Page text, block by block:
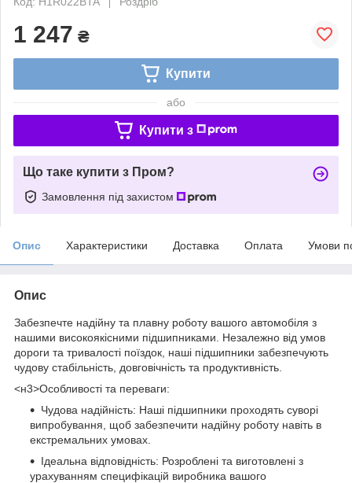
1 247 ₴
Купити
або
Купити з
Що таке купити з Пром?
Замовлення під захистом
Опис Характеристики Доставка Оплата Умови
Опис
Забезпечте надійну та плавну роботу вашого автомобіля з
нашими високоякісними підшипниками. Незалежно від умов
дороги та тривалості поїздок, наші підшипники забезпечують
чудову стабільність, довговічність та продуктивність.
<н3>Особливості та переваги:
Чудова надійність: Наші підшипники проходять суворі
випробування, щоб забезпечити надійну роботу навіть в
екстремальних умовах.
Ідеальна відповідність: Розроблені та виготовлені з
урахуванням специфікацій виробника вашого